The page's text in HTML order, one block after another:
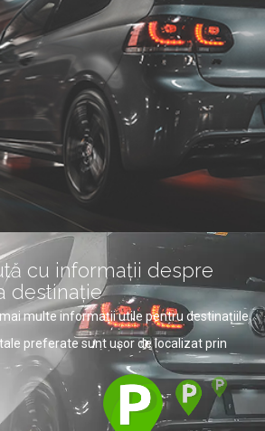
cu informații despre
destinație
multe informații utile pentru destinațiile
tale preferate sunt ușor de localizat prin